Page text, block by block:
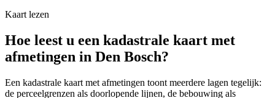
Kaart lezen
Hoe leest u een kadastrale kaart met
afmetingen in Den Bosch?
Een kadastrale kaart met afmetingen toont meerdere lagen tegelijk:
de perceelgrenzen als doorlopende lijnen, de bebouwing als